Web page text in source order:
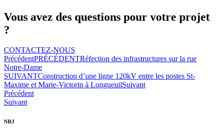
Vous avez des questions pour votre projet
?
CONTACTEZ-NOUS
PrécédentPRÉCÉDENTRéfection des infrastructures sur la rue
Notre-Dame
SUIVANTConstruction d’une ligne 120kV entre les postes St-
Maxime et Marie-Victorin à LongueuilSuivant
Précédent
Suivant
NRJ